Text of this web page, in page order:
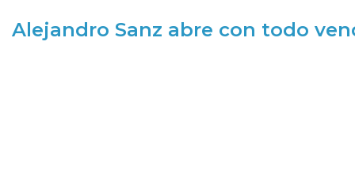
Alejandro Sanz abre con todo